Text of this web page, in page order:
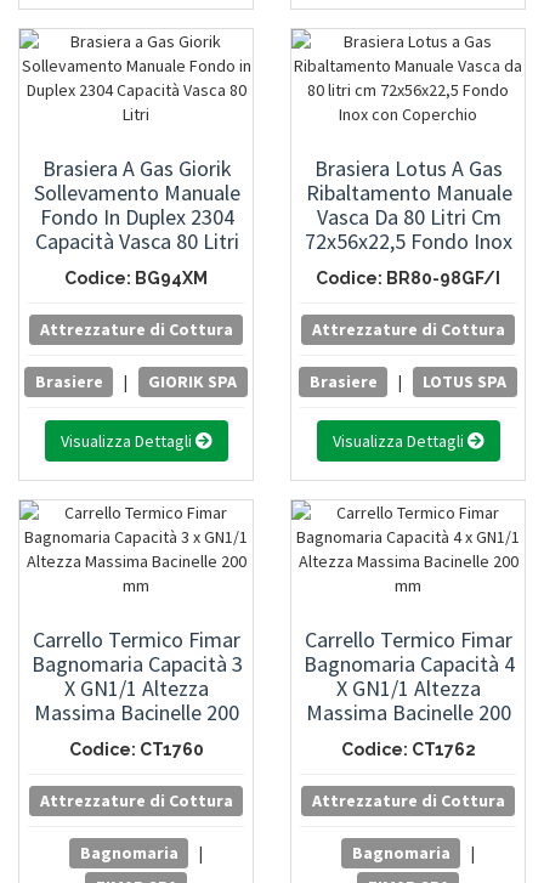
Brasiera A Gas Giorik
Sollevamento Manuale
Fondo In Duplex 2304
Capacità Vasca 80 Litri
Codice: BG94XM
Attrezzature di Cottura
Brasiere | GIORIK SPA
Visualizza Dettagli
Brasiera Lotus A Gas
Ribaltamento Manuale
Vasca Da 80 Litri Cm
72x56x22,5 Fondo Inox
Con Coperchio
Codice: BR80-98GF/I
Attrezzature di Cottura
Brasiere | LOTUS SPA
Visualizza Dettagli
Carrello Termico Fimar
Bagnomaria Capacità 3
X GN1/1 Altezza
Massima Bacinelle 200
Mm
Codice: CT1760
Attrezzature di Cottura
Bagnomaria
|
Carrello Termico Fimar
Bagnomaria Capacità 4
X GN1/1 Altezza
Massima Bacinelle 200
Mm
Codice: CT1762
Attrezzature di Cottura
Bagnomaria
|